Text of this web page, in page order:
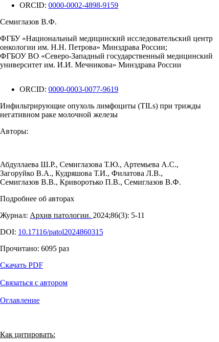
ORCID: 0000-0002-4898-9159
Семиглазов В.Ф.
ФГБУ «Национальный медицинский исследовательский центр
онкологии им. Н.Н. Петрова» Минздрава России;
ФГБОУ ВО «Северо-Западный государственный медицинский
университет им. И.И. Мечникова» Минздрава России
ORCID: 0000-0003-0077-9619
Инфильтрирующие опухоль лимфоциты (TILs) при трижды
негативном раке молочной железы
Авторы:
Абдуллаева Ш.Р., Семиглазова Т.Ю., Артемьева А.С.,
Загоруйко В.А., Кудряшова Т.И., Филатова Л.В.,
Семиглазов В.В., Криворотько П.В., Семиглазов В.Ф.
Подробнее об авторах
Журнал: Архив патологии. 2024;86(3): 5‑11
DOI: 10.17116/patol2024860315
Прочитано: 6095 раз
Скачать PDF
Связаться с автором
Оглавление
Как цитировать: